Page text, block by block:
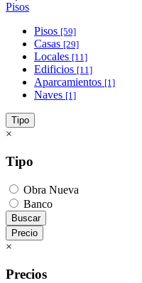
Pisos
Pisos [59]
Casas [29]
Locales [11]
Edificios [11]
Aparcamientos [1]
Naves [1]
Tipo
×
Tipo
Obra Nueva
Banco
Buscar
Precio
×
Precios